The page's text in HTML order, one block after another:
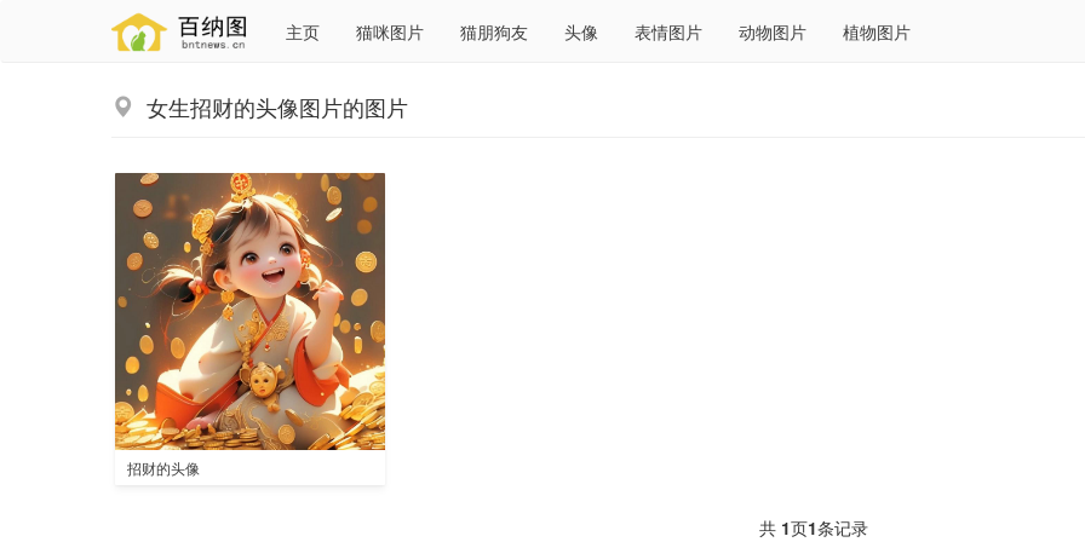
主页 猫咪图片 猫朋狗友 头像 表情图片 动物图片 植物图片
女生招财的头像图片的图片
招财的头像
共 1页1条记录